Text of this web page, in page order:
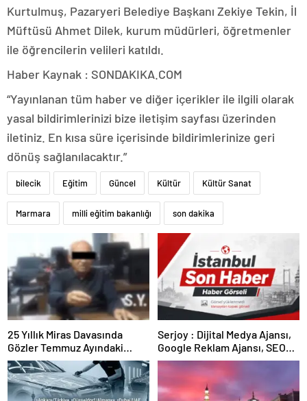
Kurtulmuş, Pazaryeri Belediye Başkanı Zekiye Tekin, İl
Müftüsü Ahmet Dilek, kurum müdürleri, öğretmenler
ile öğrencilerin velileri katıldı.
Haber Kaynak : SONDAKIKA.COM
“Yayınlanan tüm haber ve diğer içerikler ile ilgili olarak
yasal bildirimlerinizi bize iletişim sayfası üzerinden
iletiniz. En kısa süre içerisinde bildirimlerinize geri
dönüş sağlanılacaktır.”
bilecik Eğitim Güncel Kültür Kültür Sanat
Marmara milli eğitim bakanlığı son dakika
25 Yıllık Miras Davasında
Gözler Temmuz Ayındaki
Karar Duruşmasına Çevrildi
Serjoy : Dijital Medya Ajansı,
Google Reklam Ajansı, SEO
Ajansı ve Web Tasarım Ajansı